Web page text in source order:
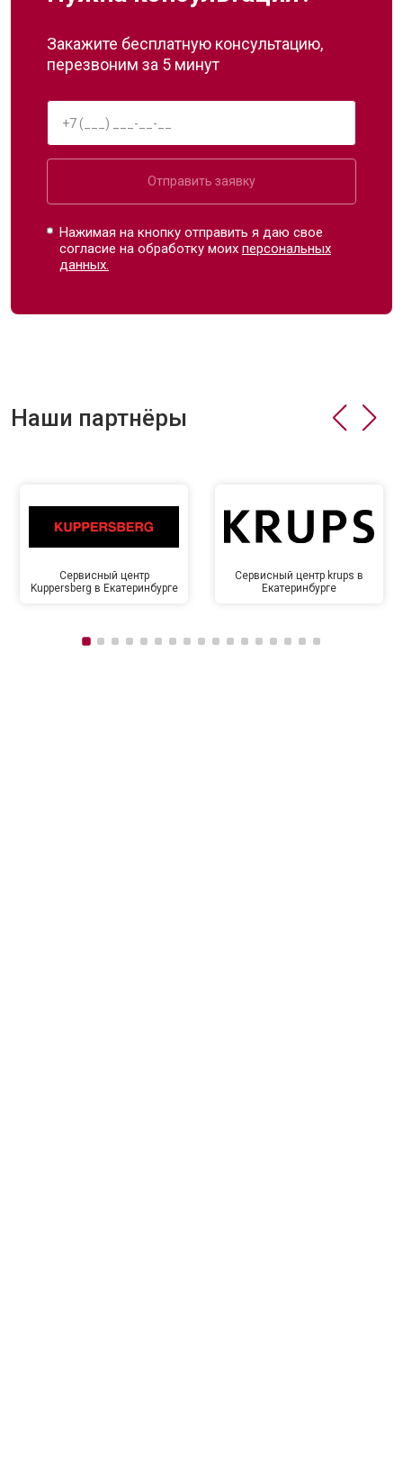
Закажите бесплатную консультацию,
перезвоним за 5 минут
Отправить заявку
Нажимая на кнопку отправить я даю свое
согласие на обработку моихперсональных
данных.
Наши партнёры
Сервисный центр
Kuppersberg в Екатеринбурге
Сервисный центр krups в
Екатеринбурге